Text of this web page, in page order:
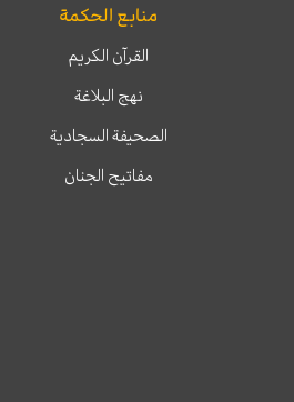
منابع الحكمة
القرآن الكريم
نهج البلاغة
الصحيفة السجادية
مفاتيح الجنان